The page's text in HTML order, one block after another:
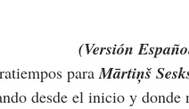
(Versión
para Mārtiņš
desde el inicio y